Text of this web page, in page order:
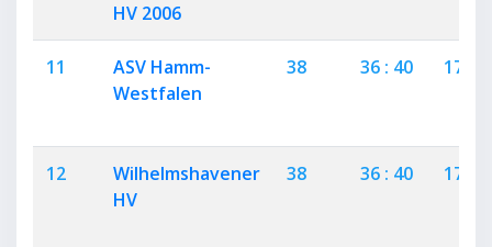
HV 2006
11
ASV Hamm-
Westfalen
38 36 : 40 17
12
Wilhelmshavener
HV
38 36 : 40 17